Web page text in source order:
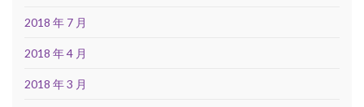
2018 年 7 月
2018 年 4 月
2018 年 3 月